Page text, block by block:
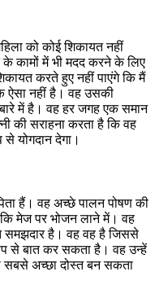
को कोई शिकायत नहीं
कामों में भी मदद करने के लिए
करते हुए नहीं पाएंगे कि मैं
ऐसा नहीं है। वह उसकी
में है। वह हर जगह एक समान
की सराहना करता है कि वह
योगदान देगा।
हैं। वह अच्छे पालन पोषण की
कि मेज पर भोजन लाने में। वह
समझदार है। वह वह है जिससे
से बात कर सकता है। वह उन्हें
अच्छा दोस्त बन सकता